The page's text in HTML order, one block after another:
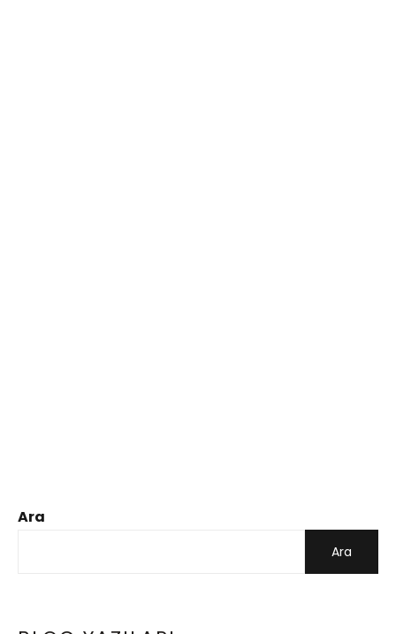
Ara
Ara